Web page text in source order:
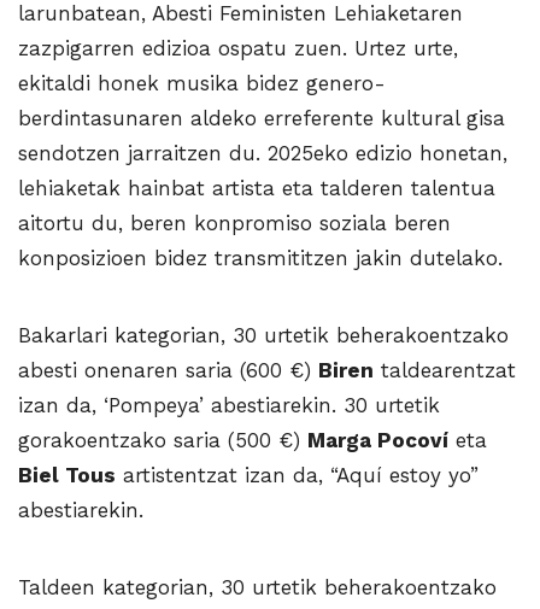
larunbatean, Abesti Feministen Lehiaketaren
zazpigarren edizioa ospatu zuen. Urtez urte,
ekitaldi honek musika bidez genero-
berdintasunaren aldeko erreferente kultural gisa
sendotzen jarraitzen du. 2025eko edizio honetan,
lehiaketak hainbat artista eta talderen talentua
aitortu du, beren konpromiso soziala beren
konposizioen bidez transmititzen jakin dutelako.
Bakarlari kategorian, 30 urtetik beherakoentzako
abesti onenaren saria (600 €) Biren taldearentzat
izan da, ‘Pompeya’ abestiarekin. 30 urtetik
gorakoentzako saria (500 €) Marga Pocoví eta
Biel Tous artistentzat izan da, “Aquí estoy yo”
abestiarekin.
Taldeen kategorian, 30 urtetik beherakoentzako